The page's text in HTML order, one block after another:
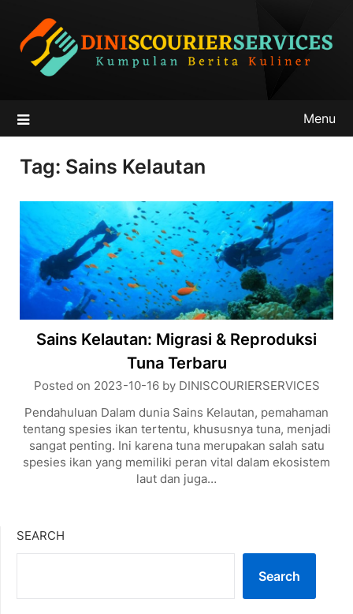
content
Menu
Tag: Sains Kelautan
Sains Kelautan: Migrasi & Reproduksi
Tuna Terbaru
Posted on 2023-10-16by DINISCOURIERSERVICES
Pendahuluan Dalam dunia Sains Kelautan, pemahaman
tentang spesies ikan tertentu, khususnya tuna, menjadi
sangat penting. Ini karena tuna merupakan salah satu
spesies ikan yang memiliki peran vital dalam ekosistem
laut dan juga…
SEARCH
Search